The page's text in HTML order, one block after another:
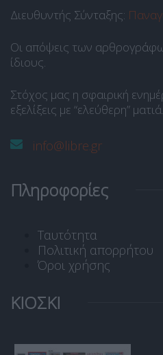
Διευθυντής Σύνταξης:
Οι απόψεις των
ίδιους.
Στόχος μας η σφαιρική
εξελίξεις με “ελεύθερη” ματιά.
info@libre.gr
Πληροφορίες
Ταυτότητα
Πολιτική απορρήτου
Όροι χρήσης
ΚΙΟΣΚΙ